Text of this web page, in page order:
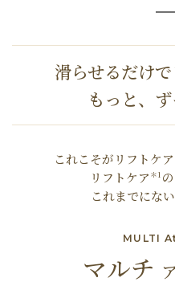
滑らせるだけ
もっと、ず
これこそがリフトケア
リフトケア ＊1
これまでにな
MULTI
マルチ